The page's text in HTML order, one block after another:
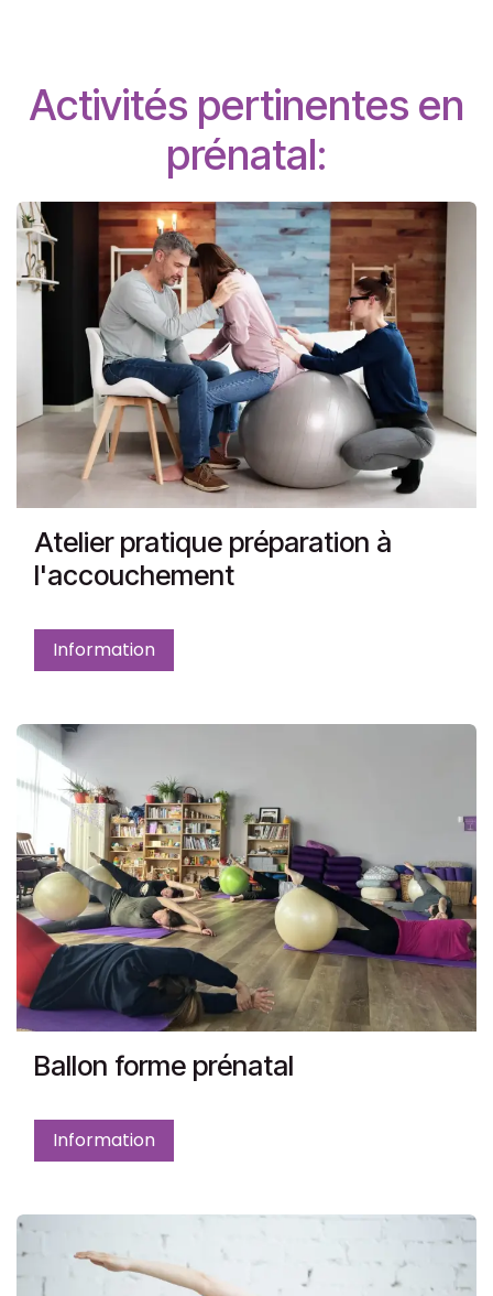
Activités pertinentes en
prénatal:
Atelier pratique préparation à
l'accouchement
Information
Ballon forme prénatal
Information